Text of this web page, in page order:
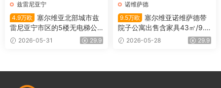
兹雷尼亚宁
4.9万欧
塞尔维亚北部城市兹
雷尼亚宁市区的5楼无电梯公
寓出售
2026-05-31 29.9
诺维萨德
9.5万欧
塞尔维亚诺维萨德带
院子公寓出售含家具43㎡/9.5
万欧2026-05-28 29.9